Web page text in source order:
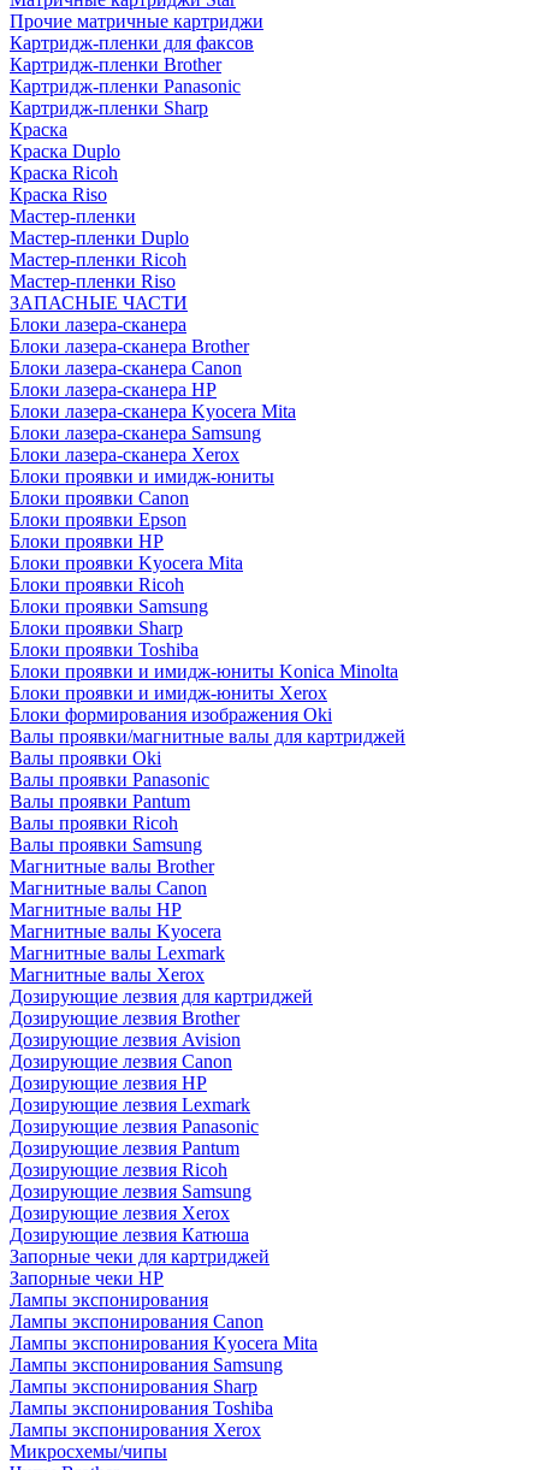
Прочие матричные картриджи
Картридж-пленки для факсов
Картридж-пленки Brother
Картридж-пленки Panasonic
Картридж-пленки Sharp
Краска
Краска Duplo
Краска Ricoh
Краска Riso
Мастер-пленки
Мастер-пленки Duplo
Мастер-пленки Ricoh
Мастер-пленки Riso
ЗАПАСНЫЕ ЧАСТИ
Блоки лазера-сканера
Блоки лазера-сканера Brother
Блоки лазера-сканера Canon
Блоки лазера-сканера HP
Блоки лазера-сканера Kyocera Mita
Блоки лазера-сканера Samsung
Блоки лазера-сканера Xerox
Блоки проявки и имидж-юниты
Блоки проявки Canon
Блоки проявки Epson
Блоки проявки HP
Блоки проявки Kyocera Mita
Блоки проявки Ricoh
Блоки проявки Samsung
Блоки проявки Sharp
Блоки проявки Toshiba
Блоки проявки и имидж-юниты Konica Minolta
Блоки проявки и имидж-юниты Xerox
Блоки формирования изображения Oki
Валы проявки/магнитные валы для картриджей
Валы проявки Oki
Валы проявки Panasonic
Валы проявки Pantum
Валы проявки Ricoh
Валы проявки Samsung
Магнитные валы Brother
Магнитные валы Canon
Магнитные валы HP
Магнитные валы Kyocera
Магнитные валы Lexmark
Магнитные валы Xerox
Дозирующие лезвия для картриджей
Дозирующие лезвия Brother
Дозирующие лезвия Avision
Дозирующие лезвия Canon
Дозирующие лезвия HP
Дозирующие лезвия Lexmark
Дозирующие лезвия Panasonic
Дозирующие лезвия Pantum
Дозирующие лезвия Ricoh
Дозирующие лезвия Samsung
Дозирующие лезвия Xerox
Дозирующие лезвия Катюша
Запорные чеки для картриджей
Запорные чеки HP
Лампы экспонирования
Лампы экспонирования Canon
Лампы экспонирования Kyocera Mita
Лампы экспонирования Samsung
Лампы экспонирования Sharp
Лампы экспонирования Toshiba
Лампы экспонирования Xerox
Микросхемы/чипы